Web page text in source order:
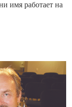
имя работает на